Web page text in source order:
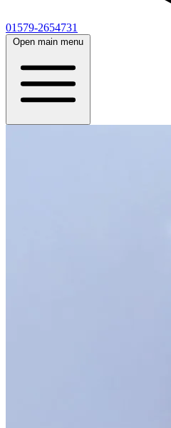
01579-2654731
Open main menu